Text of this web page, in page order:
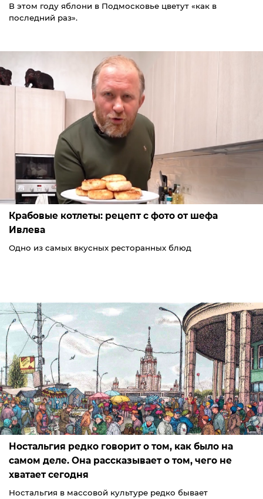
В этом году яблони в Подмосковье цветут «как в
последний раз».
Крабовые котлеты: рецепт с фото от шефа
Ивлева
Одно из самых вкусных ресторанных блюд
Ностальгия редко говорит о том, как было на
самом деле. Она рассказывает о том, чего не
хватает сегодня
Ностальгия в массовой культуре редко бывает